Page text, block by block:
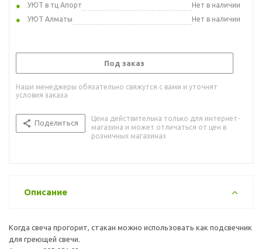
УЮТ в тц Апорт
Нет в наличии
УЮТ Алматы
Нет в наличии
Под заказ
Наши менеджеры обязательно свяжутся с вами и уточнят
условия заказа
Поделиться
Цена действительна только для интернет-
магазина и может отличаться от цен в
розничных магазинах
Описание
Когда свеча прогорит, стакан можно использовать как подсвечник
для греющей свечи.